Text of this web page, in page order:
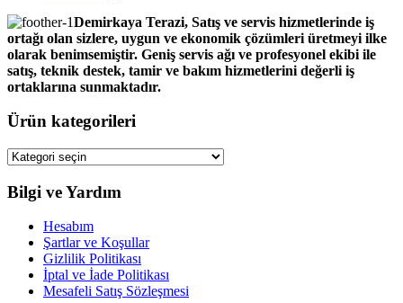
Demirkaya Terazi, Satış ve servis hizmetlerinde iş
ortağı olan sizlere, uygun ve ekonomik çözümleri üretmeyi ilke
olarak benimsemiştir. Geniş servis ağı ve profesyonel ekibi ile
satış, teknik destek, tamir ve bakım hizmetlerini değerli iş
ortaklarına sunmaktadır.
Ürün kategorileri
Bilgi ve Yardım
Hesabım
Şartlar ve Koşullar
Gizlilik Politikası
İptal ve İade Politikası
Mesafeli Satış Sözleşmesi